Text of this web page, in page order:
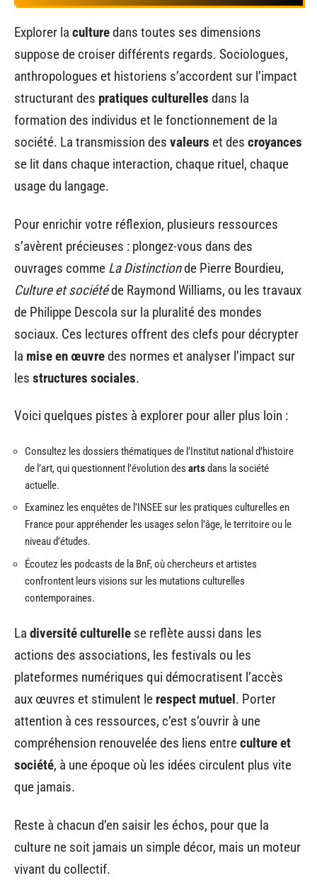
Explorer la culturedans toutes ses dimensions
suppose de croiser différents regards. Sociologues,
anthropologues et historiens s’accordent sur l’impact
structurant des pratiques culturelles dans la
formation des individus et le fonctionnement de la
société. La transmission des valeurs et des croyances
se lit dans chaque interaction, chaque rituel, chaque
usage du langage.
Pour enrichir votre réflexion, plusieurs ressources
s’avèrent précieuses : plongez-vous dans des
ouvrages comme La Distinctionde Pierre Bourdieu,
Culture et sociétéde Raymond Williams, ou les travaux
de Philippe Descola sur la pluralité des mondes
sociaux. Ces lectures offrent des clefs pour décrypter
la mise en œuvredes normes et analyser l’impact sur
les structures sociales.
Voici quelques pistes à explorer pour aller plus loin :
Consultez les dossiers thématiques de l’Institut national d’histoire
de l’art, qui questionnent l’évolution des artsdans la société
actuelle.
Examinez les enquêtes de l’INSEE sur les pratiques culturelles en
France pour appréhender les usages selon l’âge, le territoire ou le
niveau d’études.
Écoutez les podcasts de la BnF, où chercheurs et artistes
confrontent leurs visions sur les mutations culturelles
contemporaines.
La diversité culturelle se reflète aussi dans les
actions des associations, les festivals ou les
plateformes numériques qui démocratisent l’accès
aux œuvres et stimulent le respect mutuel. Porter
attention à ces ressources, c’est s’ouvrir à une
compréhension renouvelée des liens entreculture et
société, à une époque où les idées circulent plus vite
que jamais.
Reste à chacun d’en saisir les échos, pour que la
culture ne soit jamais un simple décor, mais un moteur
vivant du collectif.